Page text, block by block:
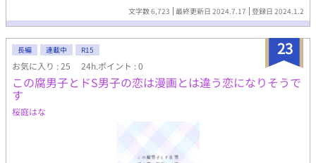
文字数 6,723 最終更新日 2024.7.17 登録日 2024.1.2
23
長編 連載中 R15
お気に入り : 25 24h.ポイント : 0
この腐男子とドS男子の恋は漫画とは違う恋になりそうで
す
桜庭はな